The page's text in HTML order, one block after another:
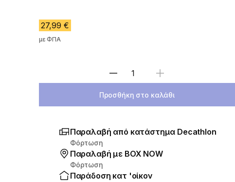
27,99 €
με ΦΠΑ
Επιλέξτε ποσότητα
Προσθήκη στο καλάθι
Παραλαβή από κατάστημα Decathlon
Φόρτωση
Παραλαβή με ΒΟΧ ΝΟW
Φόρτωση
Παράδοση κατ 'οίκον